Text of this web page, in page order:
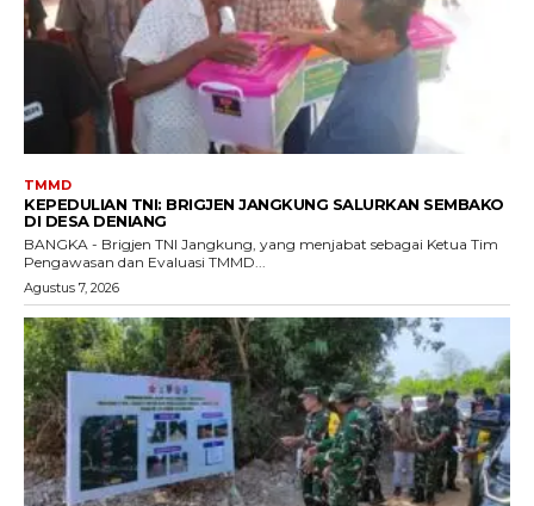
TMMD
KEPEDULIAN TNI: BRIGJEN JANGKUNG SALURKAN SEMBAKO
DI DESA DENIANG
BANGKA - Brigjen TNI Jangkung, yang menjabat sebagai Ketua Tim
Pengawasan dan Evaluasi TMMD...
Agustus 7, 2026